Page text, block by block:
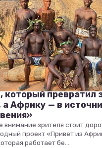
который превратил
а Африку — в
внимание зрителя стоит
проект «Привет из
работает бе...